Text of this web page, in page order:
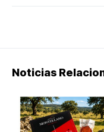
Noticias